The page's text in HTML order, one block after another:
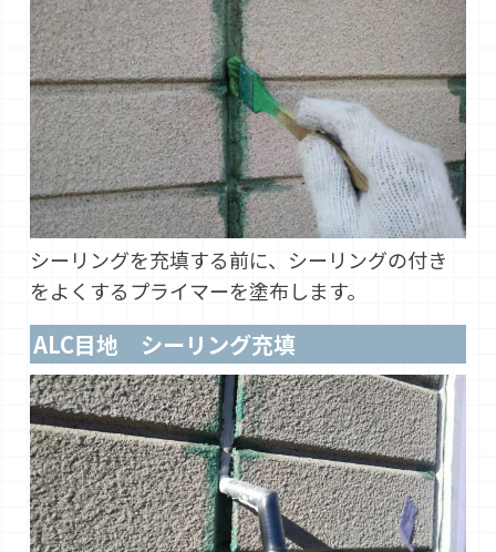
シーリングを充填する前に、シーリングの付き
をよくするプライマーを塗布します。
ALC目地 シーリング充填